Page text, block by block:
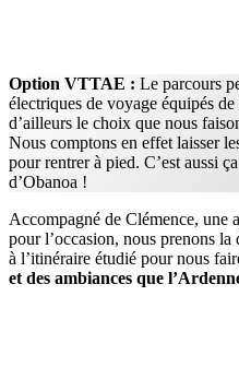
Option VTTAE : Le parcours
électriques de voyage équipés
d’ailleurs le choix que nous
Nous comptons en effet laisser
pour rentrer à pied. C’est aussi
d’Obanoa !
Accompagné de Clémence, une
pour l’occasion, nous prenons
à l’itinéraire étudié pour nous
et des ambiances que